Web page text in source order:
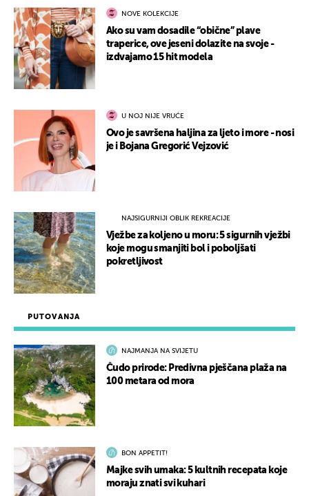
PUTOVANJA
NAJMANJA NA SVIJETU
Čudo prirode: Predivna pješčana plaža na
100 metara od mora
BON APPETIT!
Majke svih umaka: 5 kultnih recepata koje
moraju znati svi kuhari
NOVE KOLEKCIJE
Ako su vam dosadile “obične” plave
traperice, ove jeseni dolazite na svoje -
izdvajamo 15 hit modela
U NOJ NIJE VRUĆE
Ovo je savršena haljina za ljeto i more - nosi
je i Bojana Gregorić Vejzović
NAJSIGURNIJI OBLIK REKREACIJE
Vježbe za koljeno u moru: 5 sigurnih vježbi
koje mogu smanjiti bol i poboljšati
pokretljivost